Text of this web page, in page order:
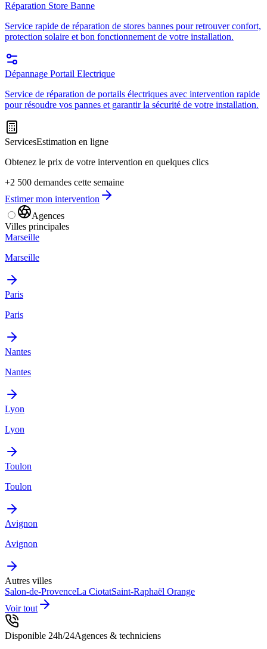
Réparation Store Banne
Service rapide de réparation de stores bannes pour retrouver confort,
protection solaire et bon fonctionnement de votre installation.
Dépannage Portail Electrique
Service de réparation de portails électriques avec intervention rapide
pour résoudre vos pannes et garantir la sécurité de votre installation.
ServicesEstimation en ligne
Obtenez le prix de votre intervention en quelques clics
+2 500 demandes cette semaine
Estimer mon intervention
Agences
Villes principales
Marseille
Marseille
Paris
Paris
Nantes
Nantes
Lyon
Lyon
Toulon
Toulon
Avignon
Avignon
Autres villes
Salon-de-ProvenceLa CiotatSaint-Raphaël Orange
Voir tout
Disponible 24h/24Agences & techniciens